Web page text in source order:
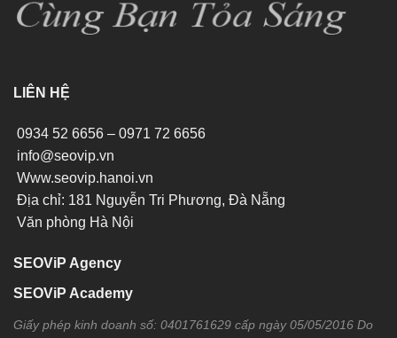
LIÊN HỆ
0934 52 6656 – 0971 72 6656
info@seovip.vn
Www.seovip.hanoi.vn
Địa chỉ: 181 Nguyễn Tri Phương, Đà Nẵng
Văn phòng Hà Nội
SEOViP Agency
SEOViP Academy
Giấy phép kinh doanh số: 0401761629 cấp ngày 05/05/2016 Do